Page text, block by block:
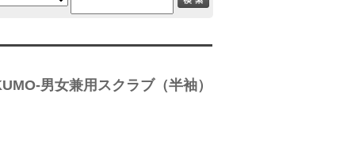
男女兼用スクラブ（半袖）